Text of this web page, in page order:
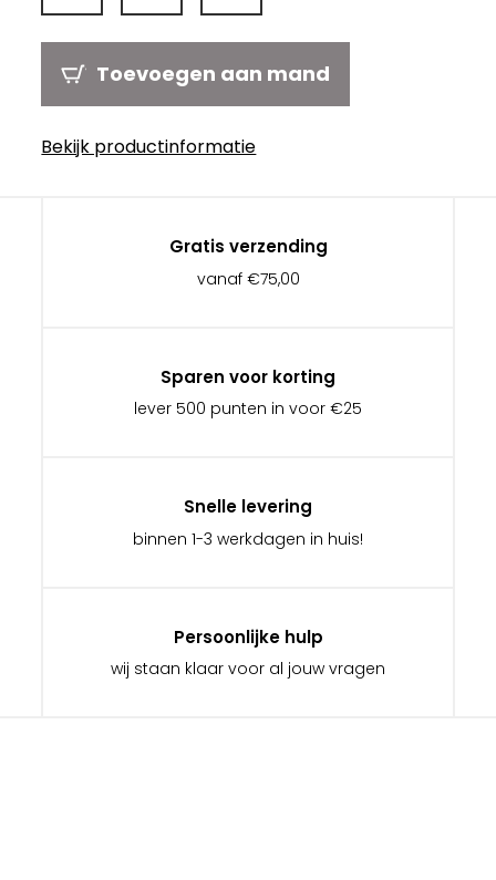
Toevoegen aan mand
Bekijk productinformatie
Gratis verzending
vanaf €75,00
Sparen voor korting
lever 500 punten in voor €25
Snelle levering
binnen 1-3 werkdagen in huis!
Persoonlijke hulp
wij staan klaar voor al jouw vragen